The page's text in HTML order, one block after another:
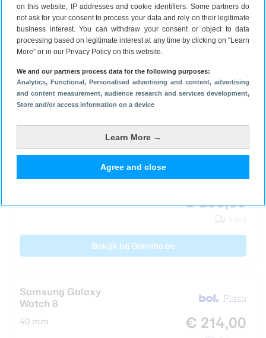
on this website, IP addresses and cookie identifiers. Some partners do
not ask for your consent to process your data and rely on their legitimate
business interest. You can withdraw your consent or object to data
processing based on legitimate interest at any time by clicking on “Learn
More” or in our Privacy Policy on this website.
We and our partners process data for the following purposes:
Analytics, Functional, Personalised advertising and content, advertising
and content measurement, audience research and services development,
Store and/or access information on a device
Learn More →
Agree and close
Samsung Galaxy Watch 8 deals
Samsung Galaxy
40 mm € 202,95
1 dag
Bekijk bij Gomibo.be
Samsung Galaxy
€ 208,95
Bekijk bij Gomibo.be
Samsung Galaxy
Watch 8
40 mm € 214,00